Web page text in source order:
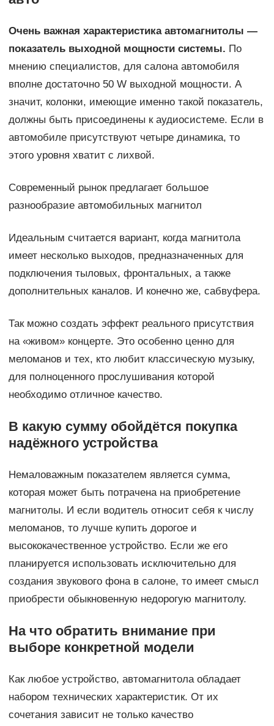
Очень важная характеристика автомагнитолы —
показатель выходной мощности системы. По
мнению специалистов, для салона автомобиля
вполне достаточно 50 W выходной мощности. А
значит, колонки, имеющие именно такой показатель,
должны быть присоединены к аудиосистеме. Если в
автомобиле присутствуют четыре динамика, то
этого уровня хватит с лихвой.
Современный рынок предлагает большое
разнообразие автомобильных магнитол
Идеальным считается вариант, когда магнитола
имеет несколько выходов, предназначенных для
подключения тыловых, фронтальных, а также
дополнительных каналов. И конечно же, сабвуфера.
Так можно создать эффект реального присутствия
на «живом» концерте. Это особенно ценно для
меломанов и тех, кто любит классическую музыку,
для полноценного прослушивания которой
необходимо отличное качество.
В какую сумму обойдётся покупка
надёжного устройства
Немаловажным показателем является сумма,
которая может быть потрачена на приобретение
магнитолы. И если водитель относит себя к числу
меломанов, то лучше купить дорогое и
высококачественное устройство. Если же его
планируется использовать исключительно для
создания звукового фона в салоне, то имеет смысл
приобрести обыкновенную недорогую магнитолу.
На что обратить внимание при
выборе конкретной модели
Как любое устройство, автомагнитола обладает
набором технических характеристик. От их
сочетания зависит не только качество